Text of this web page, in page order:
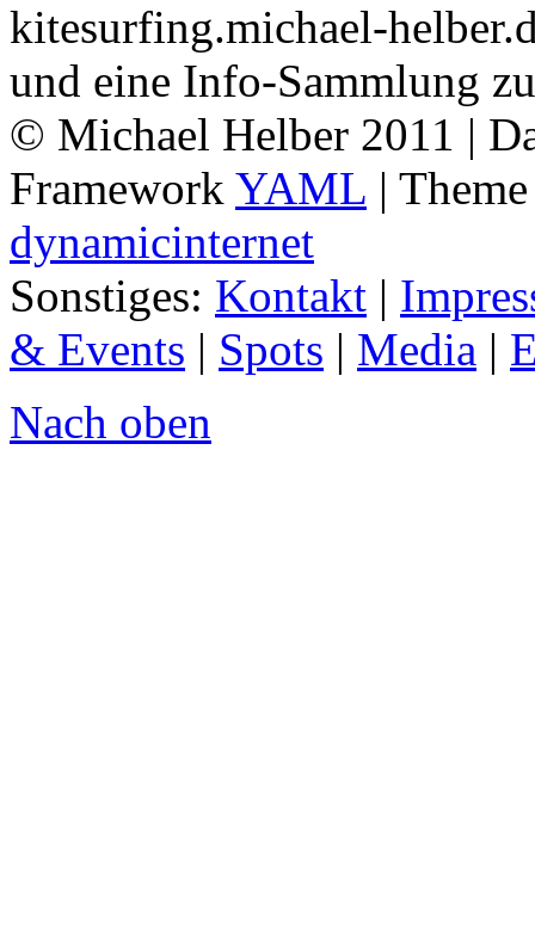
kitesurfing.michael-
und eine Info-Sammlung
© Michael Helber 2011 |
Framework YAML |
dynamicinternet
Sonstiges: Kontakt |
& Events | Spots | Media |
Nach oben